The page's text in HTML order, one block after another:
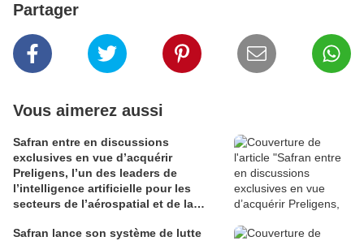
Partager
Vous aimerez aussi
Safran entre en discussions
exclusives en vue d’acquérir
Preligens, l’un des leaders de
l’intelligence artificielle pour les
secteurs de l’aérospatial et de la
Safran lance son système de lutte